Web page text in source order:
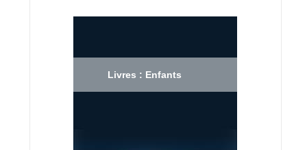
Livres : Enfants